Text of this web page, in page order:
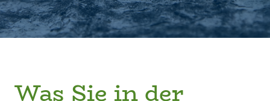
Was Sie in der